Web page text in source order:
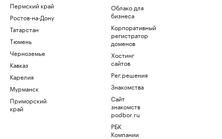
Пермский край
Ростов-на-Дону
Татарстан
Тюмень
Черноземье
Кавказ
Карелия
Мурманск
Приморский
край
Облако для
бизнеса
Корпоративный
регистратор
доменов
Хостинг
сайтов
Рег.решения
Знакомства
Сайт
знакомств
podbor.ru
РБК
Компании